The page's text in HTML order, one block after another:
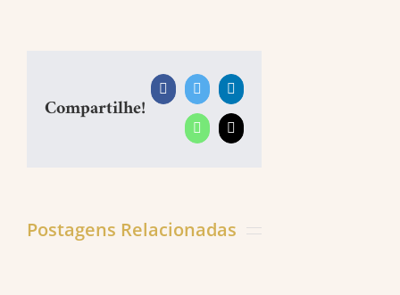
Compartilhe! FacebookTwitterLinkedIn
WhatsApp
E-
mail
Postagens Relacionadas